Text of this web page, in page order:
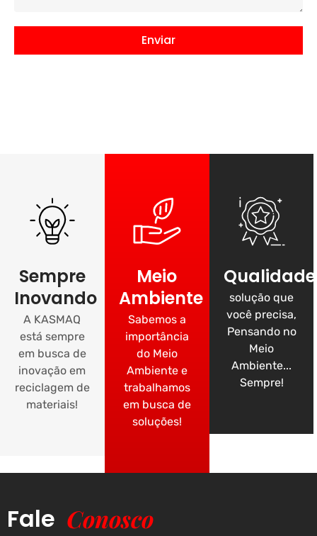
Enviar
Sempre
Inovando
A KASMAQ
está sempre
em busca de
inovação em
reciclagem de
materiais!
Meio
Ambiente
Sabemos a
importância
do Meio
Ambiente e
trabalhamos
em busca de
soluções!
Qualidade
solução que
você precisa,
Pensando no
Meio
Ambiente...
Sempre!
Fale Conosco